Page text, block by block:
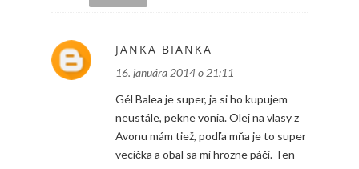
JANKA BIANKA
16. januára 2014 o 21:11
Gél Balea je super, ja si ho kupujem
neustále, pekne vonia. Olej na vlasy z
Avonu mám tiež, podľa mňa je to super
vecička a obal sa mi hrozne páči. Ten